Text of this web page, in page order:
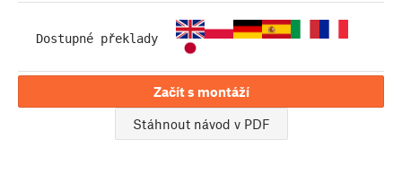
Dostupné překlady
Začít s montáží
Stáhnout návod v PDF